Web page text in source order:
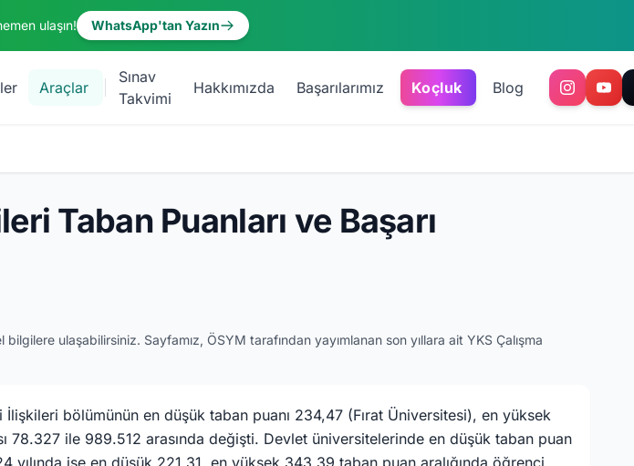
ulaşın! WhatsApp'tan Yazın
Araçlar
Sınav
Takvimi
Hakkımızda Başarılarımız Koçluk Blog
Taban Puanları ve Başarı
ulaşabilirsiniz. Sayfamız, ÖSYM tarafından yayımlanan son yıllara ait YKS Çalışma
bölümünün en düşük taban puanı 234,47 (Fırat Üniversitesi), en yüksek
78.327 ile 989.512 arasında değişti. Devlet üniversitelerinde en düşük taban puan
ise en düşük 221,31, en yüksek 343,39 taban puan aralığında öğrenci